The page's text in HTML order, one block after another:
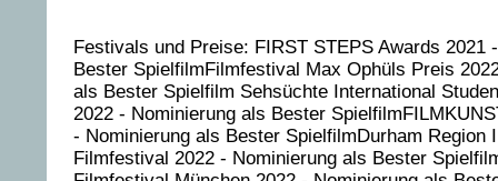
Festivals und Preise: FIRST STEPS Awards 2021
Bester SpielfilmFilmfestival Max Ophüls Preis
als Bester Spielfilm Sehsüchte International
2022 - Nominierung als Bester
- Nominierung als Bester SpielfilmDurham Region
Filmfestival 2022 - Nominierung als Bester